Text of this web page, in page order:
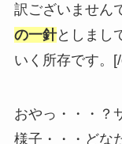
訳ございません
の一針としまし
いく所存です。
おやっ・・・？
様子・・・どな